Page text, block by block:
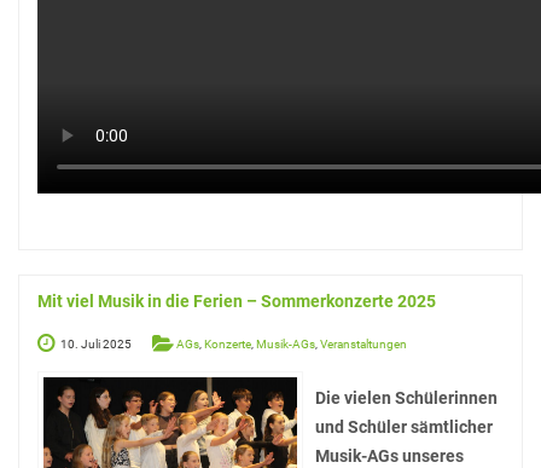
Mit viel Musik in die Ferien – Sommerkonzerte 2025
10. Juli 2025 AGs,Konzerte,Musik-AGs,Veranstaltungen
Die vielen Schülerinnen
und Schüler sämtlicher
Musik-AGs unseres